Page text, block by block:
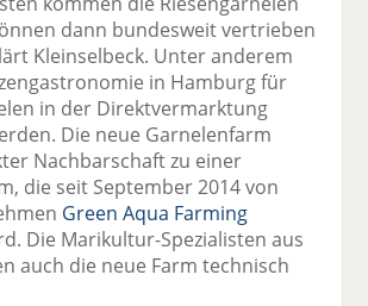
dann bundesweit vertrieben
Kleinselbeck. Unter anderem
in Hamburg für
in der Direktvermarktung
Die neue Garnelenfarm
Nachbarschaft zu einer
die seit September 2014 von
Green Aqua Farming
Die Marikultur-Spezialisten aus
auch die neue Farm technisch